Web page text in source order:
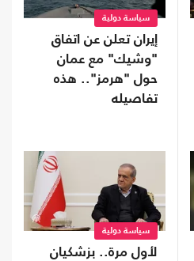
سياسة دولية
إيران تعلن عن اتفاق
"وشيك" مع عمان
حول "هرمز".. هذه
تفاصيله
سياسة دولية
لأول مرة.. بزشكيان